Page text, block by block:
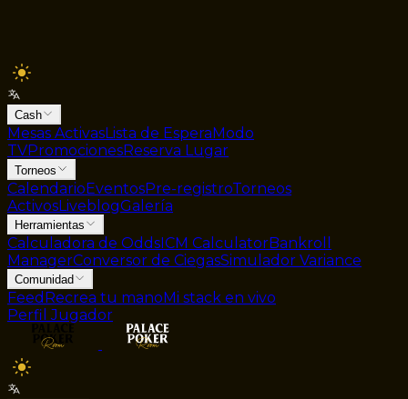
Cash
Mesas ActivasLista de Espera Modo
TVPromocionesReserva Lugar
Torneos
CalendarioEventosPre-registroTorneos
ActivosLiveblogGalería
Herramientas
Calculadora de OddsICM CalculatorBankroll
ManagerConversor de CiegasSimulador Variance
Comunidad
Feed Recrea tu mano Mi stack en vivo
Perfil Jugador